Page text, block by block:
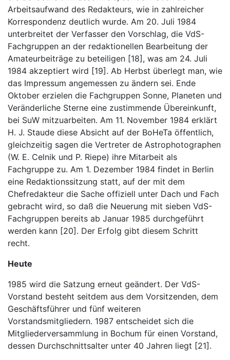
Arbeitsaufwand des Redakteurs, wie in zahlreicher
Korrespondenz deutlich wurde. Am 20. Juli 1984
unterbreitet der Verfasser den Vorschlag, die VdS-
Fachgruppen an der redaktionellen Bearbeitung der
Amateurbeiträge zu beteiligen [18], was am 24. Juli
1984 akzeptiert wird [19]. Ab Herbst überlegt man, wie
das Impressum angemessen zu ändern sei. Ende
Oktober erzielen die Fachgruppen Sonne, Planeten und
Veränderliche Sterne eine zustimmende Übereinkunft,
bei SuW mitzuarbeiten. Am 11. November 1984 erklärt
H. J. Staude diese Absicht auf der BoHeTa öffentlich,
gleichzeitig sagen die Vertreter de Astrophotographen
(W. E. Celnik und P. Riepe) ihre Mitarbeit als
Fachgruppe zu. Am 1. Dezember 1984 findet in Berlin
eine Redaktionssitzung statt, auf der mit dem
Chefredakteur die Sache offiziell unter Dach und Fach
gebracht wird, so daß die Neuerung mit sieben VdS-
Fachgruppen bereits ab Januar 1985 durchgeführt
werden kann [20]. Der Erfolg gibt diesem Schritt
recht.
Heute
1985 wird die Satzung erneut geändert. Der VdS-
Vorstand besteht seitdem aus dem Vorsitzenden, dem
Geschäftsführer und fünf weiteren
Vorstandsmitgliedern. 1987 entscheidet sich die
Mitgliederversammlung in Bochum für einen Vorstand,
dessen Durchschnittsalter unter 40 Jahren liegt [21].